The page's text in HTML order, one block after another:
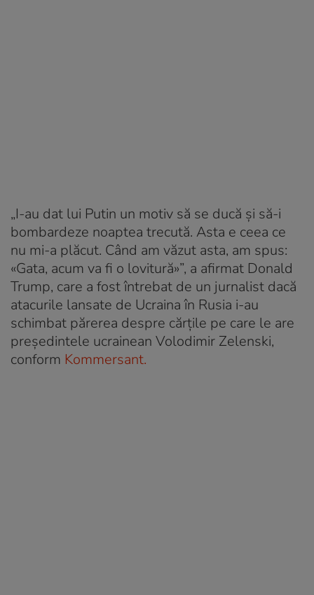
„I-au dat lui Putin un motiv să se ducă și să-i
bombardeze noaptea trecută. Asta e ceea ce
nu mi-a plăcut. Când am văzut asta, am spus:
«Gata, acum va fi o lovitură»”, a afirmat Donald
Trump, care a fost întrebat de un jurnalist dacă
atacurile lansate de Ucraina în Rusia i-au
schimbat părerea despre cărțile pe care le are
președintele ucrainean Volodimir Zelenski,
conform Kommersant.